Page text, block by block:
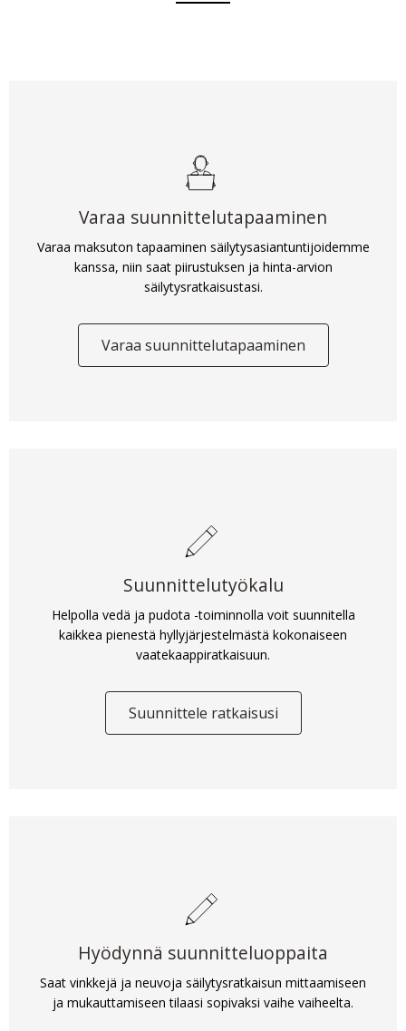
Varaa suunnittelutapaaminen
Varaa maksuton tapaaminen säilytysasiantuntijoidemme
kanssa, niin saat piirustuksen ja hinta-arvion
säilytysratkaisustasi.
Varaa suunnittelutapaaminen
Suunnittelutyökalu
Helpolla vedä ja pudota -toiminnolla voit suunnitella
kaikkea pienestä hyllyjärjestelmästä kokonaiseen
vaatekaappiratkaisuun.
Suunnittele ratkaisusi
Hyödynnä suunnitteluoppaita
Saat vinkkejä ja neuvoja säilytysratkaisun mittaamiseen
ja mukauttamiseen tilaasi sopivaksi vaihe vaiheelta.